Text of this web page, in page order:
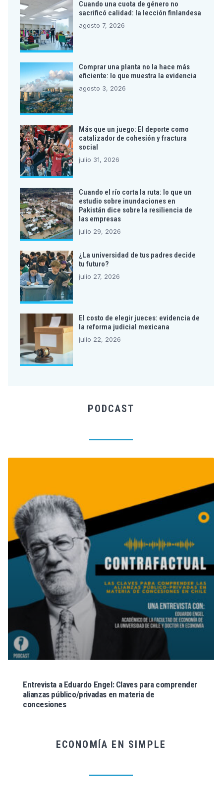
Cuando una cuota de género no
sacrificó calidad: la lección finlandesa
agosto 7, 2026
Comprar una planta no la hace más
eficiente: lo que muestra la evidencia
agosto 3, 2026
Más que un juego: El deporte como
catalizador de cohesión y fractura
social
julio 31, 2026
Cuando el río corta la ruta: lo que un
estudio sobre inundaciones en
Pakistán dice sobre la resiliencia de
las empresas
julio 29, 2026
¿La universidad de tus padres decide
tu futuro?
julio 27, 2026
El costo de elegir jueces: evidencia de
la reforma judicial mexicana
julio 22, 2026
PODCAST
Entrevista a Eduardo Engel: Claves para comprender
alianzas público/privadas en materia de
concesiones
ECONOMÍA EN SIMPLE